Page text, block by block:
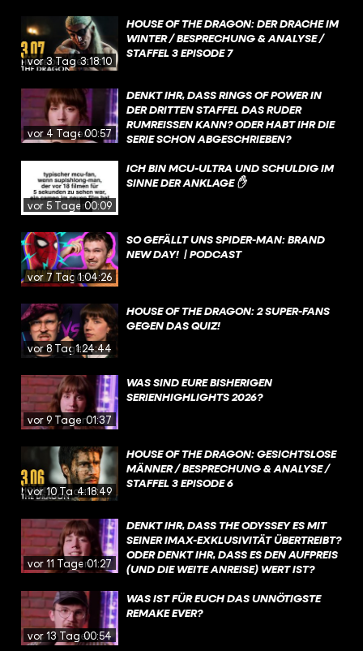
vor 3 Tagen3:18:10
HOUSE OF THE DRAGON: DER DRACHE IM
WINTER / BESPRECHUNG & ANALYSE /
STAFFEL 3 EPISODE 7
vor 4 Tagen00:57
DENKT IHR, DASS RINGS OF POWER IN
DER DRITTEN STAFFEL DAS RUDER
RUMREISSEN KANN? ODER HABT IHR DIE
SERIE SCHON ABGESCHRIEBEN?
vor 5 Tagen00:09
ICH BIN MCU-ULTRA UND SCHULDIG IM
SINNE DER ANKLAGE ✋
vor 7 Tagen1:04:26
SO GEFÄLLT UNS SPIDER-MAN: BRAND
NEW DAY! | PODCAST
vor 8 Tagen1:24:44
HOUSE OF THE DRAGON: 2 SUPER-FANS
GEGEN DAS QUIZ!
vor 9 Tagen01:37
WAS SIND EURE BISHERIGEN
SERIENHIGHLIGHTS 2026?
vor 10 Tagen4:18:49
HOUSE OF THE DRAGON: GESICHTSLOSE
MÄNNER / BESPRECHUNG & ANALYSE /
STAFFEL 3 EPISODE 6
vor 11 Tagen01:27
DENKT IHR, DASS THE ODYSSEY ES MIT
SEINER IMAX-EXKLUSIVITÄT ÜBERTREIBT?
ODER DENKT IHR, DASS ES DEN AUFPREIS
(UND DIE WEITE ANREISE) WERT IST?
vor 13 Tagen00:54
WAS IST FÜR EUCH DAS UNNÖTIGSTE
REMAKE EVER?